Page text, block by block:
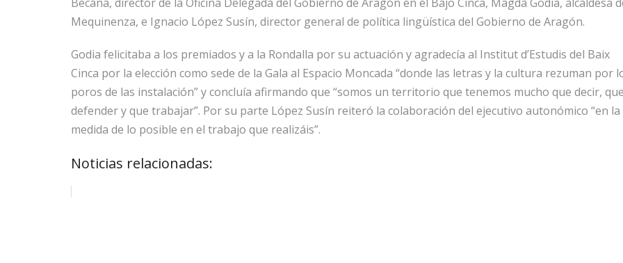
Mequinenza, e Ignacio López Susín, director general de política lingüística del Gobierno de Aragón.
Godia felicitaba a los premiados y a la Rondalla por su actuación y agradecía al Institut d’Estudis del Baix
Cinca por la elección como sede de la Gala al Espacio Moncada “donde las letras y la cultura rezuman por
poros de las instalación” y concluía afirmando que “somos un territorio que tenemos mucho que decir, que
defender y que trabajar”. Por su parte López Susín reiteró la colaboración del ejecutivo autonómico “en la
medida de lo posible en el trabajo que realizáis”.
Noticias relacionadas: